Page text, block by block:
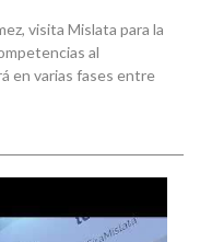
visita Mislata para la
al
en varias fases entre